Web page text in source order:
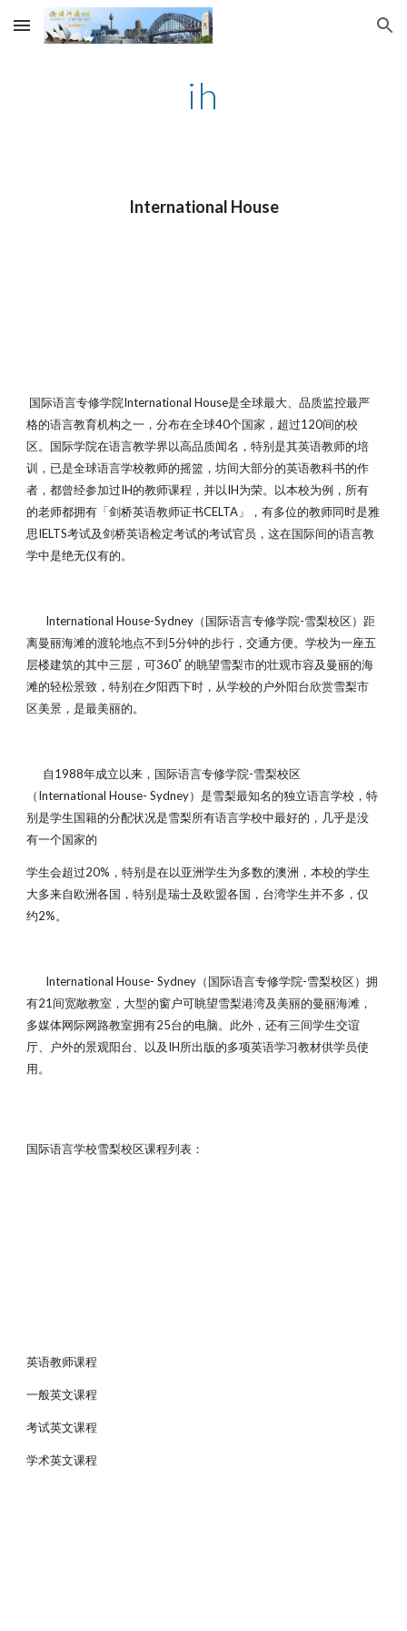
Skip to main content Skip to navigation
ih
International House
国际语言专修学院International House是全球最大、品质监控最严
格的语言教育机构之一，分布在全球40个国家，超过120间的校
区。国际学院在语言教学界以高品质闻名，特别是其英语教师的培
训，已是全球语言学校教师的摇篮，坊间大部分的英语教科书的作
者，都曾经参加过IH的教师课程，并以IH为荣。以本校为例，所有
的老师都拥有「剑桥英语教师证书CELTA」，有多位的教师同时是雅
思IELTS考试及剑桥英语检定考试的考试官员，这在国际间的语言教
学中是绝无仅有的。
International House-Sydney（国际语言专修学院-雪梨校区）距
离曼丽海滩的渡轮地点不到5分钟的步行，交通方便。学校为一座五
层楼建筑的其中三层，可360ﾟ的眺望雪梨市的壮观市容及曼丽的海
滩的轻松景致，特别在夕阳西下时，从学校的户外阳台欣赏雪梨市
区美景，是最美丽的。
自1988年成立以来，国际语言专修学院-雪梨校区
（International House- Sydney）是雪梨最知名的独立语言学校，特
别是学生国籍的分配状况是雪梨所有语言学校中最好的，几乎是没
有一个国家的
学生会超过20%，特别是在以亚洲学生为多数的澳洲，本校的学生
大多来自欧洲各国，特别是瑞士及欧盟各国，台湾学生并不多，仅
约2%。
International House- Sydney（国际语言专修学院-雪梨校区）拥
有21间宽敞教室，大型的窗户可眺望雪梨港湾及美丽的曼丽海滩，
多媒体网际网路教室拥有25台的电脑。此外，还有三间学生交谊
厅、户外的景观阳台、以及IH所出版的多项英语学习教材供学员使
用。
国际语言学校雪梨校区课程列表：
英语教师课程
一般英文课程
考试英文课程
学术英文课程